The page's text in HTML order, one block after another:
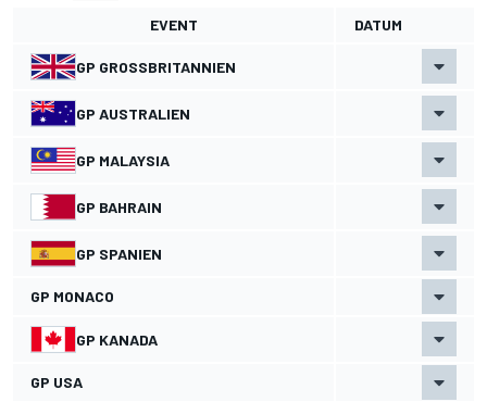
EVENT DATUM
GP GROSSBRITANNIEN
GP AUSTRALIEN
GP MALAYSIA
GP BAHRAIN
GP SPANIEN
GP MONACO
GP KANADA
GP USA